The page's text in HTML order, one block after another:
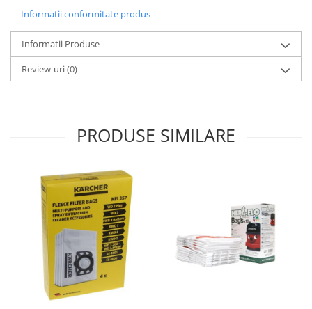
Igiena dentara
Jucarii, Copii & Bebe
Camera copilului
Hrana bebelusi
Igiena si ingrijire
Acvaristica
Castroane si adapatori animale
Igiena animale de companie
Mobila si transport animale de
companie
Zgarzi, lese si hamuri
PC, Periferice & Software
Informatii conformitate produs
Informatii Produse
Review-uri(0)
PRODUSE SIMILARE